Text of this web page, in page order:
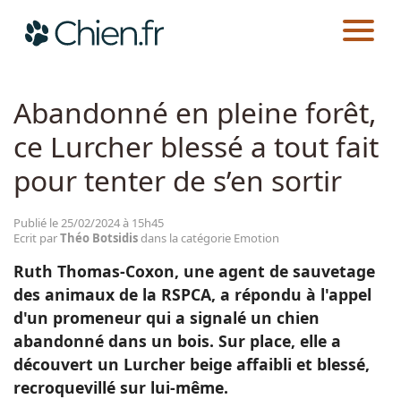
Races
CHIEN.FR ACTUALITÉS
Abandonné en pleine forêt,
ce Lurcher blessé a tout fait
pour tenter de s’en sortir
Publié le 25/02/2024 à 15h45
Ecrit parThéo Botsidisdans la catégorie Emotion
Ruth Thomas-Coxon, une agent de sauvetage
des animaux de la RSPCA, a répondu à l'appel
d'un promeneur qui a signalé un chien
abandonné dans un bois. Sur place, elle a
découvert un Lurcher beige affaibli et blessé,
recroquevillé sur lui-même.